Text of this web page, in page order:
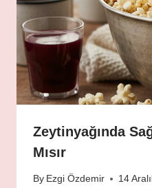
Zeytinyağında
Mısır
By Ezgi Özdemir 14